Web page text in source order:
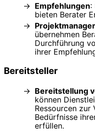
Empfehlungen:
bieten Berater
übernehmen
Durchführung
ihrer
Bereitsteller
Bereitstellung
können
Ressourcen zur
Bedürfnisse
erfüllen.